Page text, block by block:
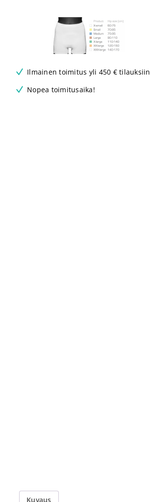
Ilmainen toimitus yli 450 € tilauksiin
Nopea toimitusaika!
Kuvaus